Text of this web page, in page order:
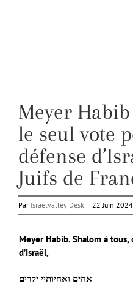
Meyer Habib
le seul vote
défense
Juifs de
Par Israelvalley Desk | 22 Juin 2024
Meyer Habib. Shalom à
d’Israël,
‏אחים ואחיותיי יקרים